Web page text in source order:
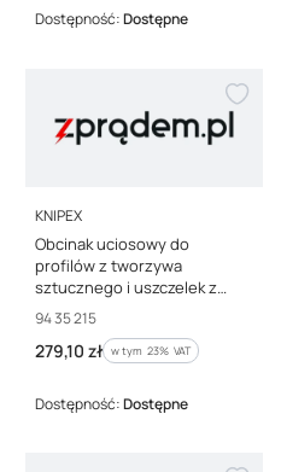
Dostępność:Dostępne
PRODUCENT
KNIPEX
Obcinak uciosowy do
profilów z tworzywa
sztucznego i uszczelek z
gumy z nasadkami z
tworzywa sztucznego
chromowane 215 mm KNIPEX
Kod producenta
94 35 215
Cena brutto
279,10 zł w tym %s VAT
w tym 23% VAT
Dostępność:Dostępne